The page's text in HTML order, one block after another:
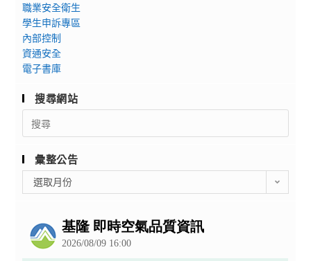
職業安全衛生
學生申訴專區
內部控制
資通安全
電子書庫
搜尋網站
Search
for:
彙整公告
整
選取月份